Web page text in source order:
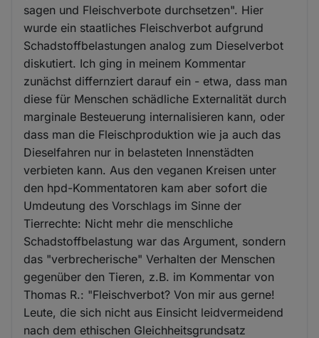
sagen und Fleischverbote durchsetzen". Hier
wurde ein staatliches Fleischverbot aufgrund
Schadstoffbelastungen analog zum Dieselverbot
diskutiert. Ich ging in meinem Kommentar
zunächst differnziert darauf ein - etwa, dass man
diese für Menschen schädliche Externalität durch
marginale Besteuerung internalisieren kann, oder
dass man die Fleischproduktion wie ja auch das
Dieselfahren nur in belasteten Innenstädten
verbieten kann. Aus den veganen Kreisen unter
den hpd-Kommentatoren kam aber sofort die
Umdeutung des Vorschlags im Sinne der
Tierrechte: Nicht mehr die menschliche
Schadstoffbelastung war das Argument, sondern
das "verbrecherische" Verhalten der Menschen
gegenüber den Tieren, z.B. im Kommentar von
Thomas R.: "Fleischverbot? Von mir aus gerne!
Leute, die sich nicht aus Einsicht leidvermeidend
nach dem ethischen Gleichheitsgrundsatz